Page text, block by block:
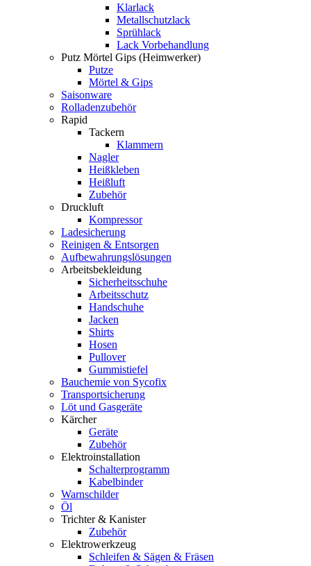
Klarlack
Metallschutzlack
Sprühlack
Lack Vorbehandlung
Putz Mörtel Gips (Heimwerker)
Putze
Mörtel & Gips
Saisonware
Rolladenzubehör
Rapid
Tackern
Klammern
Nagler
Heißkleben
Heißluft
Zubehör
Druckluft
Kompressor
Ladesicherung
Reinigen & Entsorgen
Aufbewahrungslösungen
Arbeitsbekleidung
Sicherheitsschuhe
Arbeitsschutz
Handschuhe
Jacken
Shirts
Hosen
Pullover
Gummistiefel
Bauchemie von Sycofix
Transportsicherung
Löt und Gasgeräte
Kärcher
Geräte
Zubehör
Elektroinstallation
Schalterprogramm
Kabelbinder
Warnschilder
Öl
Trichter & Kanister
Zubehör
Elektrowerkzeug
Schleifen & Sägen & Fräsen